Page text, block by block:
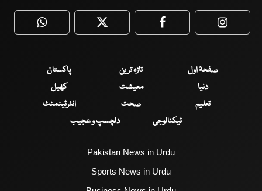
WhatsApp Twitter Facebook
صفحۂ اول تازہ ترین
پاکستان
دنیا
معیشت
کھیل
تعلیم
صحت
انٹرٹینمنٹ
ٹیکنالوجی
دلچسپ و عجیب
Pakistan News in Urdu
Sports News in Urdu